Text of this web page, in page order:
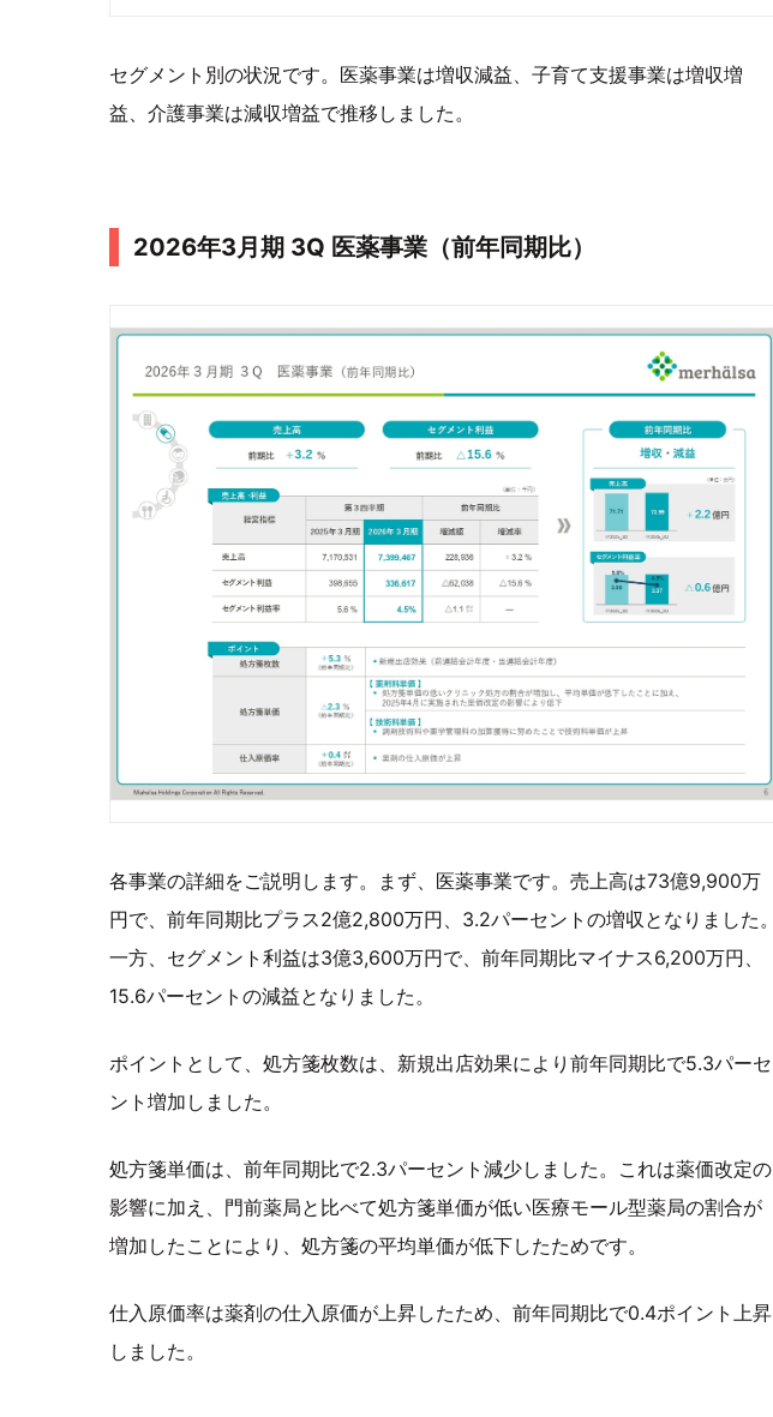
セグメント別の状況です。医薬事業は増収減益、子育て支援事業は増収増
益、介護事業は減収増益で推移しました。
2026年3月期 3Q 医薬事業（前年同期比）
各事業の詳細をご説明します。まず、医薬事業です。売上高は73億9,900万
円で、前年同期比プラス2億2,800万円、3.2パーセントの増収となりました。
一方、セグメント利益は3億3,600万円で、前年同期比マイナス6,200万円、
15.6パーセントの減益となりました。
ポイントとして、処方箋枚数は、新規出店効果により前年同期比で5.3パーセ
ント増加しました。
処方箋単価は、前年同期比で2.3パーセント減少しました。これは薬価改定の
影響に加え、門前薬局と比べて処方箋単価が低い医療モール型薬局の割合が
増加したことにより、処方箋の平均単価が低下したためです。
仕入原価率は薬剤の仕入原価が上昇したため、前年同期比で0.4ポイント上昇
しました。